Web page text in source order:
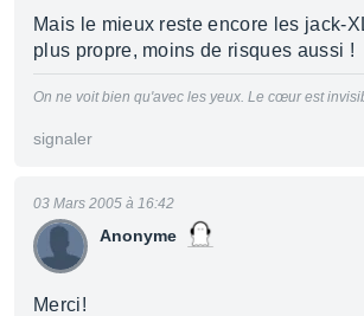
Mais le mieux reste encore les jack-
plus propre, moins de risques aussi !
On ne voit bien qu'avec les yeux. Le cœur est
signaler
Anonyme
03 Mars 2005 à 16:42
Merci!